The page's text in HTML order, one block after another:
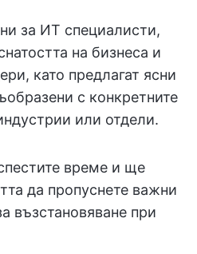
за ИТ специалисти,
на бизнеса и
като предлагат ясни
с конкретните
или отдели.
време и ще
да пропуснете важни
възстановяване при